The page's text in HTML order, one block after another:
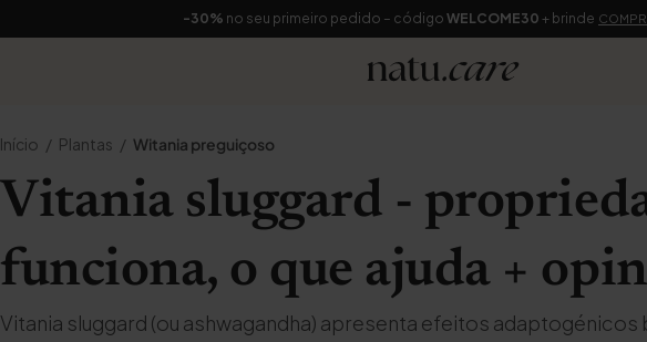
-30% no seu primeiro pedido – código WELCOME30 + brinde
Início Plantas Witania preguiçoso
Vitania sluggard -
funciona, o que ajuda +
Vitania sluggard (ou ashwagandha) apresenta efeitos